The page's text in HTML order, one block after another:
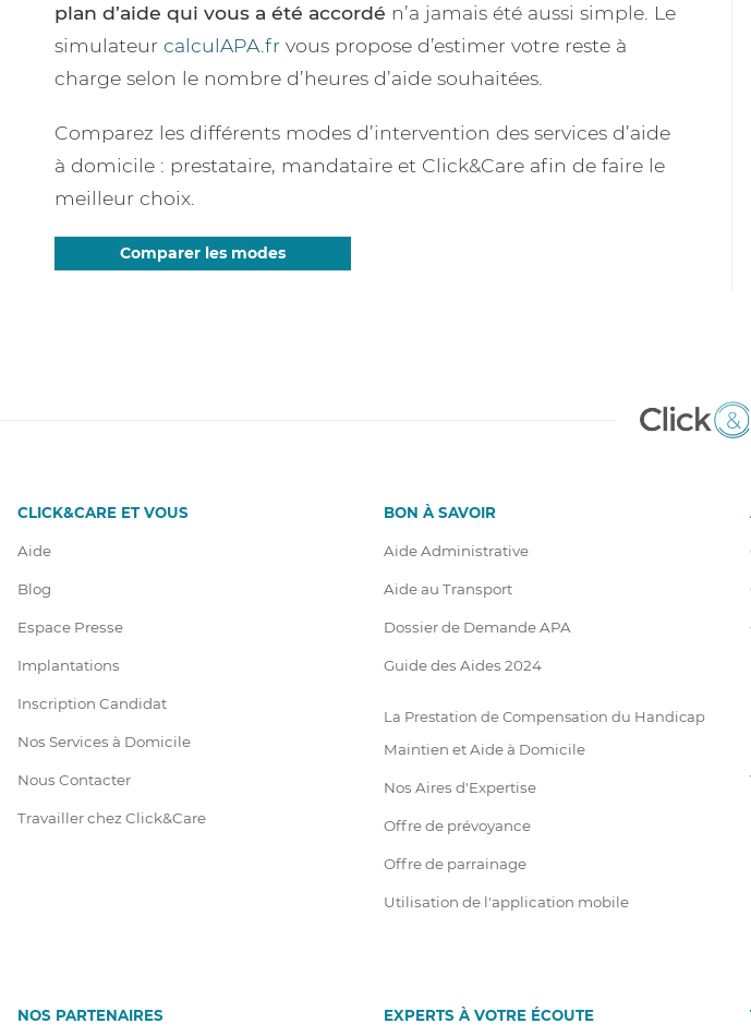
plan d’aide qui vous a été accordé n’a jamais été aussi simple. Le
simulateur calculAPA.fr vous propose d’estimer votre reste à
charge selon le nombre d’heures d’aide souhaitées.
Comparez les différents modes d’intervention des services d’aide
à domicile : prestataire, mandataire et Click&Care afin de faire le
meilleur choix.
Comparer les modes
CLICK&CARE ET VOUS
Aide
Blog
Espace Presse
Implantations
Inscription Candidat
Nos Services à Domicile
Nous Contacter
Travailler chez Click&Care
BON À SAVOIR
Aide Administrative
Aide au Transport
Dossier de Demande APA
Guide des Aides 2024
La Prestation de Compensation du Handicap
Maintien et Aide à Domicile
Nos Aires d'Expertise
Offre de prévoyance
Offre de parrainage
Utilisation de l'application mobile
NOS PARTENAIRES EXPERTS À VOTRE ÉCOUTE